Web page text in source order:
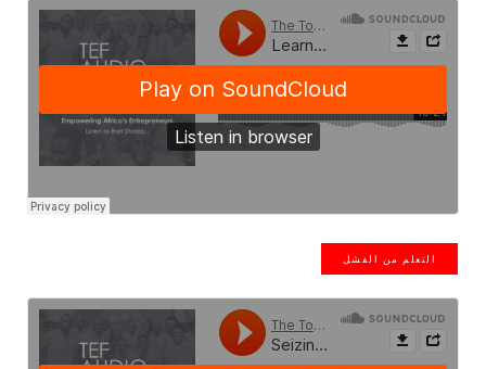
التعلم من الفشل